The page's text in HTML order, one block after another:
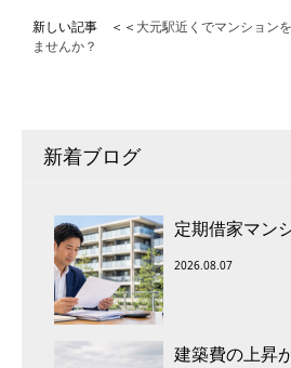
新しい記事 ＜＜ 大元駅近くでマンション
ませんか？
新着ブログ
定期借家マン
2026.08.07
建築費の上昇